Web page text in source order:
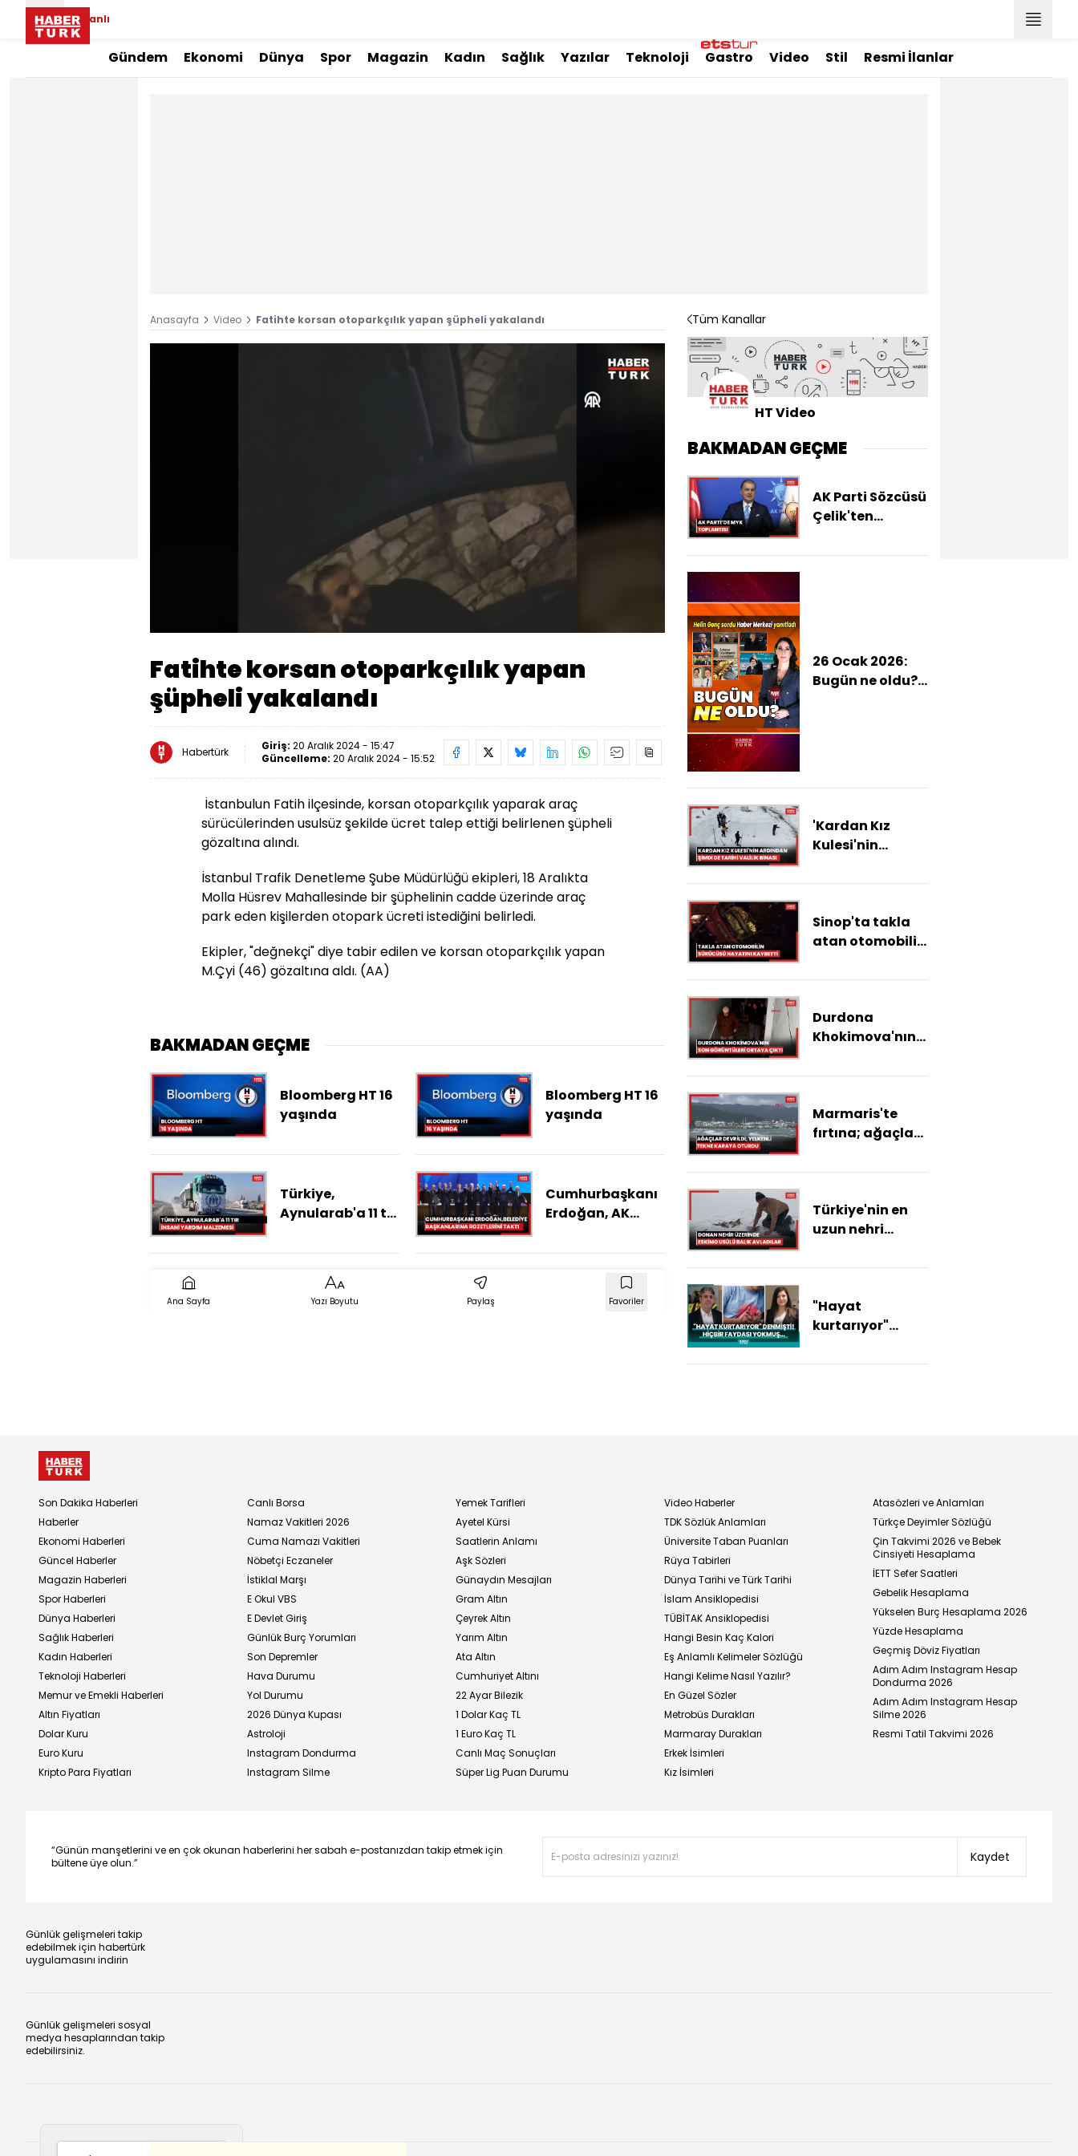
Canlı
Gündem Ekonomi Dünya Spor Magazin Kadın Sağlık Yazılar Teknoloji Gastro Video Stil Resmi İlanlar
Anasayfa Video Fatihte korsan otoparkçılık yapan şüpheli yakalandı
Yüklendi
Fatihte korsan otoparkçılık yapan
şüpheli yakalandı
Habertürk Giriş: 20 Aralık 2024 - 15:47
Güncelleme: 20 Aralık 2024 - 15:52
İstanbulun Fatih ilçesinde, korsan otoparkçılık yaparak araç
sürücülerinden usulsüz şekilde ücret talep ettiği belirlenen şüpheli
gözaltına alındı.
İstanbul Trafik Denetleme Şube Müdürlüğü ekipleri, 18 Aralıkta
Molla Hüsrev Mahallesinde bir şüphelinin cadde üzerinde araç
park eden kişilerden otopark ücreti istediğini belirledi.
Ekipler, "değnekçi" diye tabir edilen ve korsan otoparkçılık yapan
M.Çyi (46) gözaltına aldı. (AA)
BAKMADAN GEÇME
Bloomberg HT 16
yaşında
Bloomberg HT 16
yaşında
Türkiye,
Aynularab'a 11 tır
malzemesi sevk
Cumhurbaşkanı
Erdoğan, AK
belediye
rozetlerini taktı
Ana Sayfa Yazı Boyutu Paylaş Favoriler
Tüm Kanallar
HT Video
BAKMADAN GEÇME
AK Parti Sözcüsü
Çelik'ten
26 Ocak 2026:
Bugün ne oldu?
'Kardan Kız
Kulesi'nin
de tarihi valilik
köylerine
taşıdılar
Sinop'ta takla
atan otomobilin
hayatını
Durdona
Khokimova'nın
ortaya çıktı
Marmaris'te
fırtına; ağaçlar
tekne karaya
Türkiye'nin en
uzun nehri
eskimo usülü
"Hayat
kurtarıyor"
faydası
Son Dakika Haberleri
Haberler
Ekonomi Haberleri
Güncel Haberler
Magazin Haberleri
Spor Haberleri
Dünya Haberleri
Sağlık Haberleri
Kadın Haberleri
Teknoloji Haberleri
Memur ve Emekli Haberleri
Altın Fiyatları
Dolar Kuru
Euro Kuru
Kripto Para Fiyatları
Canlı Borsa
Namaz Vakitleri 2026
Cuma Namazı Vakitleri
Nöbetçi Eczaneler
İstiklal Marşı
E Okul VBS
E Devlet Giriş
Günlük Burç Yorumları
Son Depremler
Hava Durumu
Yol Durumu
2026 Dünya Kupası
Astroloji
Instagram Dondurma
Instagram Silme
Yemek Tarifleri
Ayetel Kürsi
Saatlerin Anlamı
Aşk Sözleri
Günaydın Mesajları
Gram Altın
Çeyrek Altın
Yarım Altın
Ata Altın
Cumhuriyet Altını
22 Ayar Bilezik
1 Dolar Kaç TL
1 Euro Kaç TL
Canlı Maç Sonuçları
Süper Lig Puan Durumu
Video Haberler
TDK Sözlük Anlamları
Üniversite Taban Puanları
Rüya Tabirleri
Dünya Tarihi ve Türk Tarihi
İslam Ansiklopedisi
TÜBİTAK Ansiklopedisi
Hangi Besin Kaç Kalori
Eş Anlamlı Kelimeler Sözlüğü
Hangi Kelime Nasıl Yazılır?
En Güzel Sözler
Metrobüs Durakları
Marmaray Durakları
Erkek İsimleri
Kız İsimleri
Atasözleri ve Anlamları
Türkçe Deyimler Sözlüğü
Çin Takvimi 2026 ve Bebek
Cinsiyeti Hesaplama
İETT Sefer Saatleri
Gebelik Hesaplama
Yükselen Burç Hesaplama 2026
Yüzde Hesaplama
Geçmiş Döviz Fiyatları
Adım Adım Instagram Hesap
Dondurma 2026
Adım Adım Instagram Hesap
Silme 2026
Resmi Tatil Takvimi 2026
“Günün manşetlerini ve en çok okunan haberlerini her sabah e-postanızdan takip etmek için
bültene üye olun.”
Kaydet
Günlük gelişmeleri takip
edebilmek için habertürk
uygulamasını indirin
Günlük gelişmeleri sosyal
medya hesaplarından takip
edebilirsiniz.